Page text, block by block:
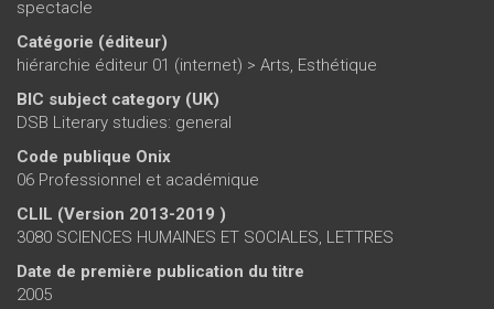
spectacle
Catégorie (éditeur)
hiérarchie éditeur 01 (internet) > Arts, Esthétique
BIC subject category (UK)
DSB Literary studies: general
Code publique Onix
06 Professionnel et académique
CLIL (Version 2013-2019 )
3080 SCIENCES HUMAINES ET SOCIALES, LETTRES
Date de première publication du titre
2005